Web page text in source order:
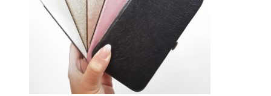
Wimpern
Kleber